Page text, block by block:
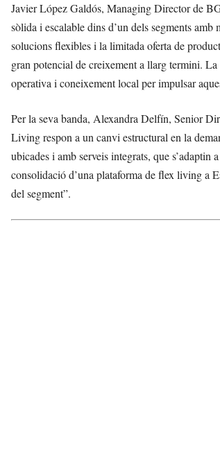
Javier López Galdós, Managing Director de
sòlida i escalable dins d’un dels segments
solucions flexibles i la limitada oferta de
gran potencial de creixement a llarg termini.
operativa i coneixement local per impulsar
Per la seva banda, Alexandra Delfín, Senior
Living respon a un canvi estructural en la
ubicades i amb serveis integrats, que
consolidació d’una plataforma de flex living a
del segment”.